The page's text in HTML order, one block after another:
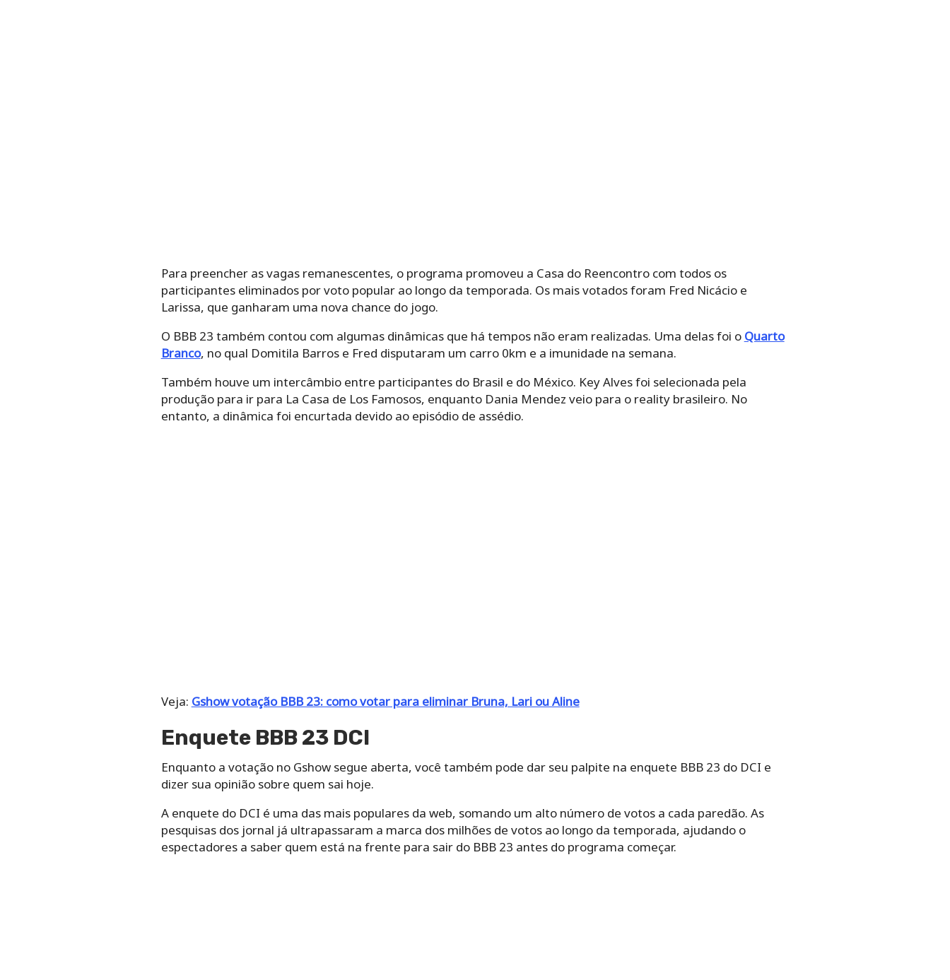
Para preencher as vagas remanescentes, o programa promoveu a Casa do Reencontro com todos os
participantes eliminados por voto popular ao longo da temporada. Os mais votados foram Fred Nicácio e
Larissa, que ganharam uma nova chance do jogo.
O BBB 23 também contou com algumas dinâmicas que há tempos não eram realizadas. Uma delas foi o Quarto
Branco, no qual Domitila Barros e Fred disputaram um carro 0km e a imunidade na semana.
Também houve um intercâmbio entre participantes do Brasil e do México. Key Alves foi selecionada pela
produção para ir para La Casa de Los Famosos, enquanto Dania Mendez veio para o reality brasileiro. No
entanto, a dinâmica foi encurtada devido ao episódio de assédio.
Veja: Gshow votação BBB 23: como votar para eliminar Bruna, Lari ou Aline
Enquete BBB 23 DCI
Enquanto a votação no Gshow segue aberta, você também pode dar seu palpite na enquete BBB 23 do DCI e
dizer sua opinião sobre quem sai hoje.
A enquete do DCI é uma das mais populares da web, somando um alto número de votos a cada paredão. As
pesquisas dos jornal já ultrapassaram a marca dos milhões de votos ao longo da temporada, ajudando o
espectadores a saber quem está na frente para sair do BBB 23 antes do programa começar.